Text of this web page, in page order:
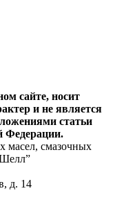
сайте, носит
и не является
статьи
Федерации.
масел, смазочных
д. 14